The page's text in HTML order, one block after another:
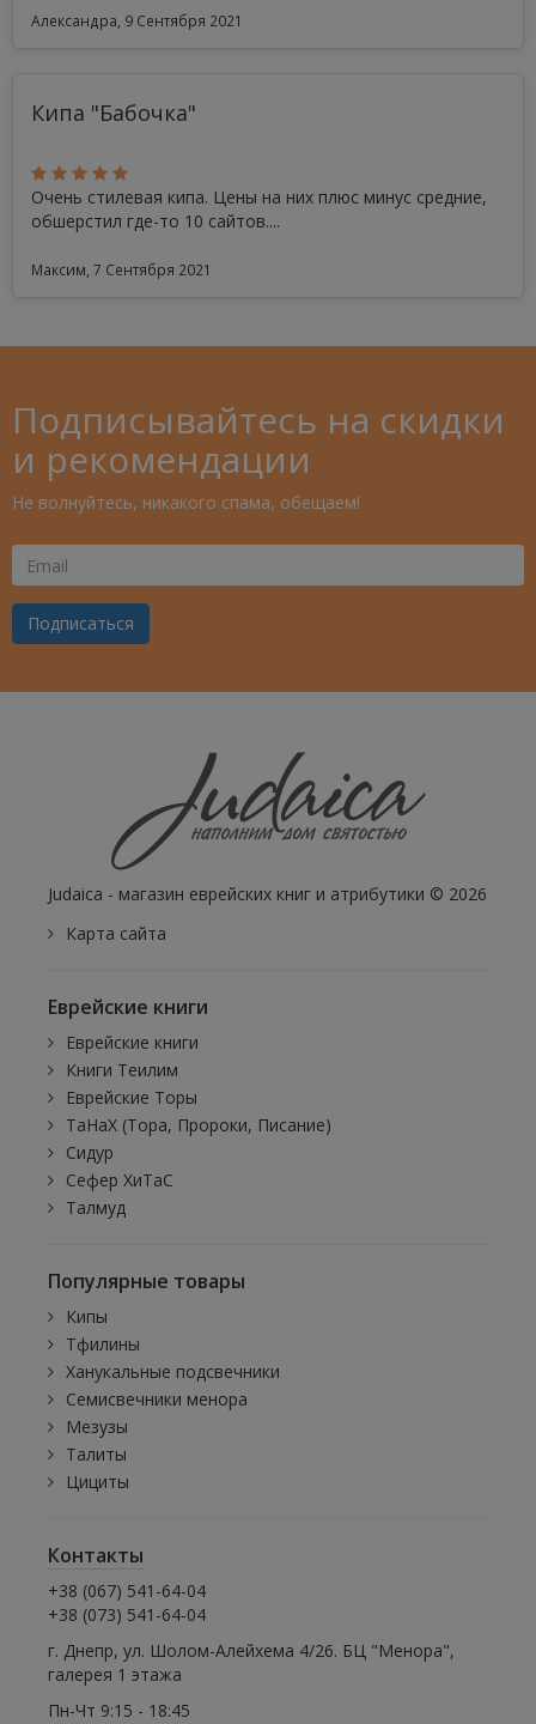
Александра, 9 Сентября 2021
Кипа "Бабочка"
Очень стилевая кипа. Цены на них плюс минус средние,
обшерстил где-то 10 сайтов....
Максим, 7 Сентября 2021
Подписывайтесь на скидки
и рекомендации
Не волнуйтесь, никакого спама, обещаем!
Ваш
Email
Подписаться
Judaica - магазин еврейских книг и атрибутики © 2026
Карта сайта
Еврейские книги
Еврейские книги
Книги Теилим
Еврейские Торы
ТаНаХ (Тора, Пророки, Писание)
Сидур
Сефер ХиТаС
Талмуд
Популярные товары
Кипы
Тфилины
Ханукальные подсвечники
Семисвечники менора
Мезузы
Талиты
Цициты
Контакты
+38 (067) 541-64-04
+38 (073) 541-64-04
г. Днепр, ул. Шолом-Алейхема 4/26. БЦ "Менора",
галерея 1 этажа
Пн-Чт 9:15 - 18:45